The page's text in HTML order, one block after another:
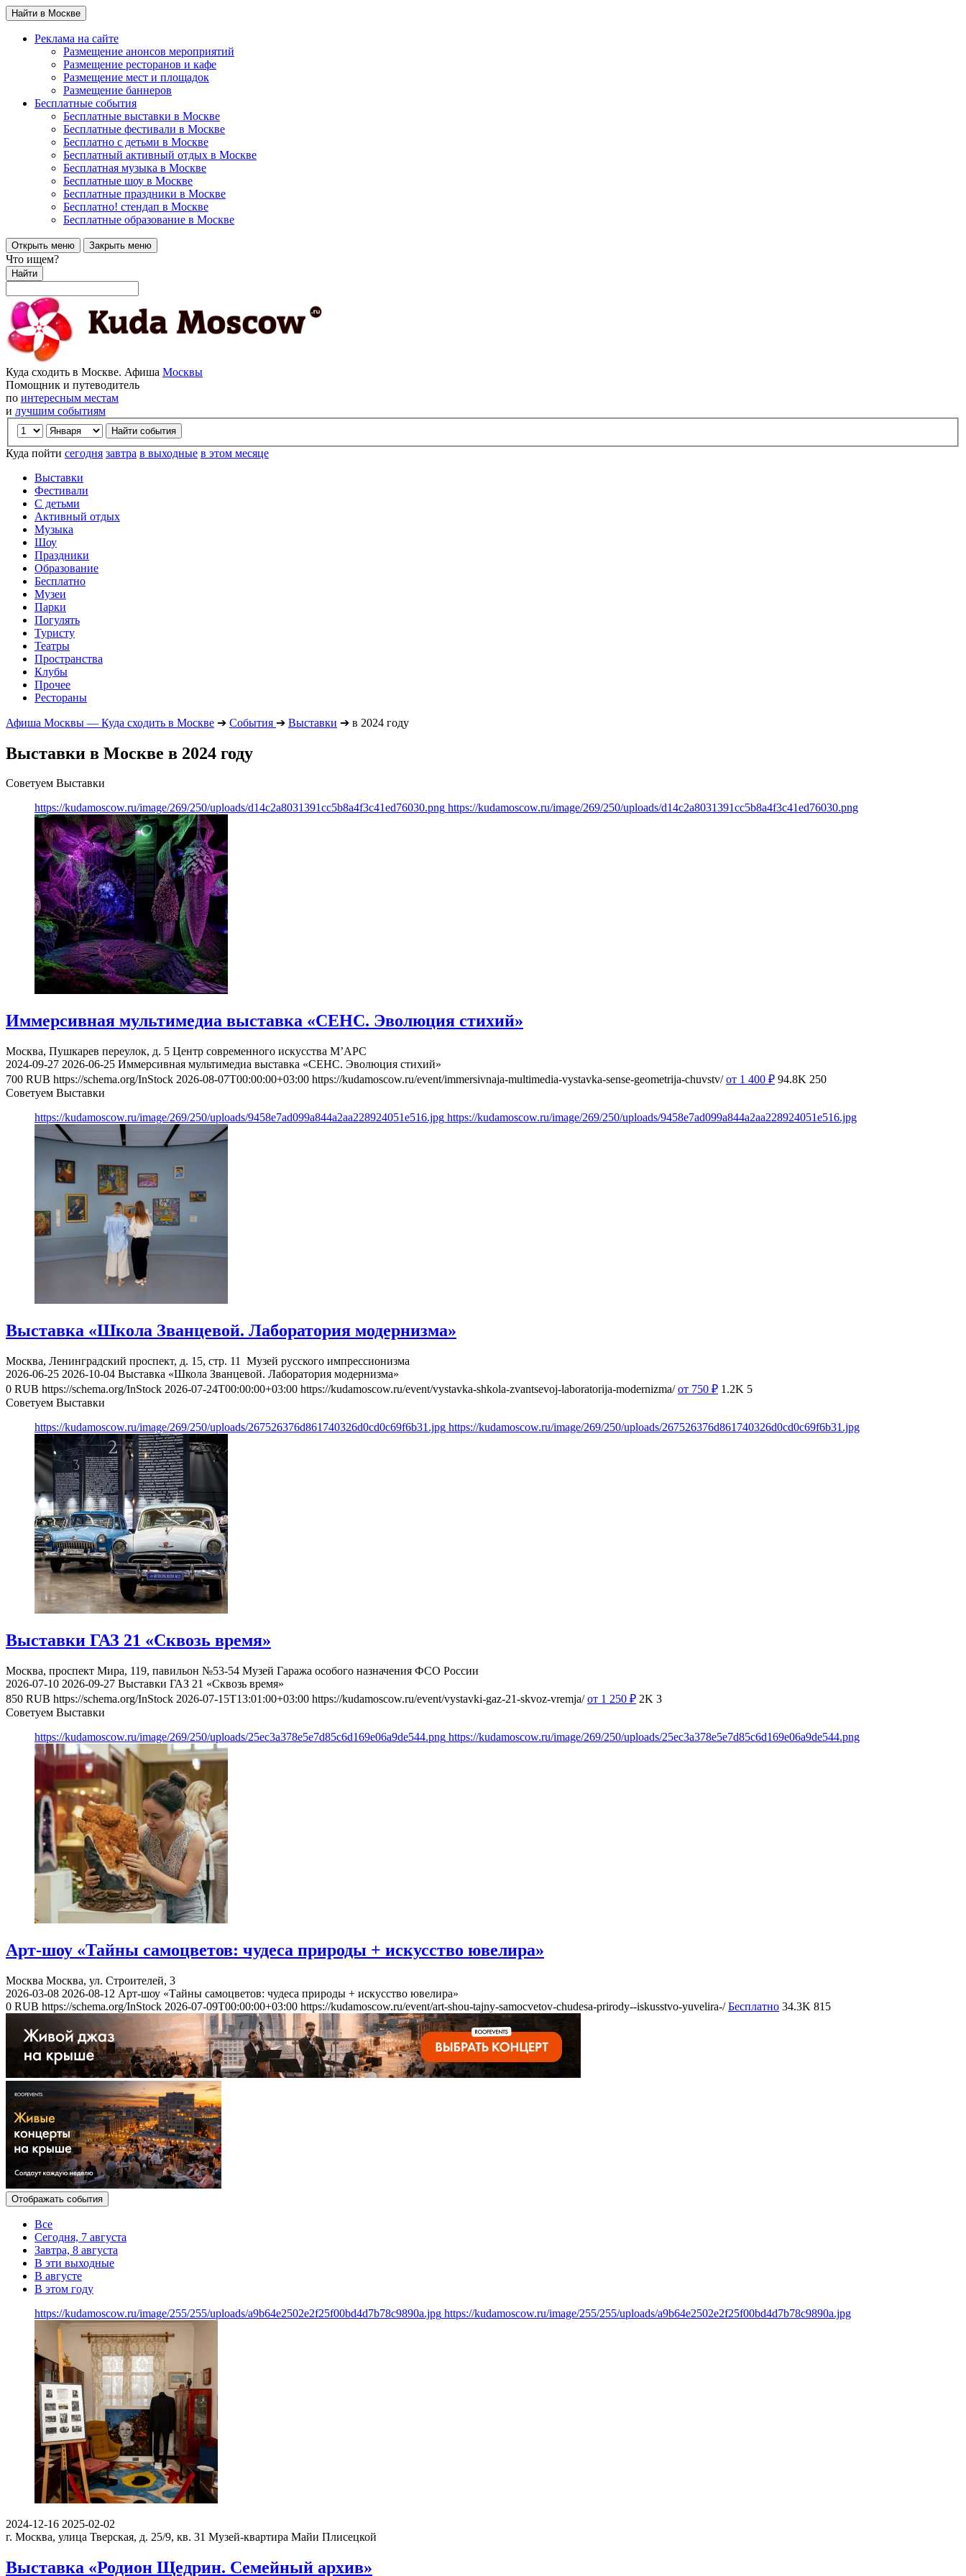
Найти в Москве
Реклама на сайте
Размещение анонсов мероприятий
Размещение ресторанов и кафе
Размещение мест и площадок
Размещение баннеров
Бесплатные события
Бесплатные выставки в Москве
Бесплатные фестивали в Москве
Бесплатно с детьми в Москве
Бесплатный активный отдых в Москве
Бесплатная музыка в Москве
Бесплатные шоу в Москве
Бесплатные праздники в Москве
Бесплатно! стендап в Москве
Бесплатные образование в Москве
Открыть меню Закрыть меню
Что ищем?
Найти
Куда сходить в Москве. Афиша Москвы
Помощник и путеводитель
по интересным местам
и лучшим событиям
Куда пойти сегодня завтра в выходные в этом месяце
Выставки
Фестивали
С детьми
Активный отдых
Музыка
Шоу
Праздники
Образование
Бесплатно
Музеи
Парки
Погулять
Туристу
Театры
Пространства
Клубы
Прочее
Рестораны
Афиша Москвы — Куда сходить в Москве ➔ События ➔ Выставки ➔ в 2024 году
Выставки в Москве в 2024 году
Советуем Выставки
https://kudamoscow.ru/image/269/250/uploads/d14c2a8031391cc5b8a4f3c41ed76030.png https://kudamoscow.ru/image/269/250/uploads/d14c2a8031391cc5b8a4f3c41ed76030.png
Иммерсивная мультимедиа выставка «СЕНС. Эволюция стихий»
Москва, Пушкарев переулок, д. 5 Центр современного искусства М’АРС
2024-09-27 2026-06-25 Иммерсивная мультимедиа выставка «СЕНС. Эволюция стихий»
700 RUB https://schema.org/InStock 2026-08-07T00:00:00+03:00 https://kudamoscow.ru/event/immersivnaja-multimedia-vystavka-sense-geometrija-chuvstv/ от 1 400 ₽ 94.8K 250
Советуем Выставки
https://kudamoscow.ru/image/269/250/uploads/9458e7ad099a844a2aa228924051e516.jpg https://kudamoscow.ru/image/269/250/uploads/9458e7ad099a844a2aa228924051e516.jpg
Выставка «Школа Званцевой. Лаборатория модернизма»
Москва, Ленинградский проспект, д. 15, стр. 11
Музей русского импрессионизма
2026-06-25 2026-10-04 Выставка «Школа Званцевой. Лаборатория модернизма»
0 RUB https://schema.org/InStock 2026-07-24T00:00:00+03:00 https://kudamoscow.ru/event/vystavka-shkola-zvantsevoj-laboratorija-modernizma/ от 750 ₽ 1.2K 5
Советуем Выставки
https://kudamoscow.ru/image/269/250/uploads/267526376d861740326d0cd0c69f6b31.jpg https://kudamoscow.ru/image/269/250/uploads/267526376d861740326d0cd0c69f6b31.jpg
Выставки ГАЗ 21 «Сквозь время»
Москва, проспект Мира, 119, павильон №53-54 Музей Гаража особого назначения ФСО России
2026-07-10 2026-09-27 Выставки ГАЗ 21 «Сквозь время»
850 RUB https://schema.org/InStock 2026-07-15T13:01:00+03:00 https://kudamoscow.ru/event/vystavki-gaz-21-skvoz-vremja/ от 1 250 ₽ 2K 3
Советуем Выставки
https://kudamoscow.ru/image/269/250/uploads/25ec3a378e5e7d85c6d169e06a9de544.png https://kudamoscow.ru/image/269/250/uploads/25ec3a378e5e7d85c6d169e06a9de544.png
Арт-шоу «Тайны самоцветов: чудеса природы + искусство ювелира»
Москва Москва, ул. Строителей, 3
2026-03-08 2026-08-12 Арт-шоу «Тайны самоцветов: чудеса природы + искусство ювелира»
0 RUB https://schema.org/InStock 2026-07-09T00:00:00+03:00 https://kudamoscow.ru/event/art-shou-tajny-samocvetov-chudesa-prirody--iskusstvo-yuvelira-/ Бесплатно 34.3K 815
Отображать события
Все
Сегодня, 7 августа
Завтра, 8 августа
В эти выходные
В августе
В этом году
https://kudamoscow.ru/image/255/255/uploads/a9b64e2502e2f25f00bd4d7b78c9890a.jpg https://kudamoscow.ru/image/255/255/uploads/a9b64e2502e2f25f00bd4d7b78c9890a.jpg
2024-12-16 2025-02-02
г. Москва, улица Тверская, д. 25/9, кв. 31 Музей-квартира Майи Плисецкой
Выставка «Родион Щедрин. Семейный архив»